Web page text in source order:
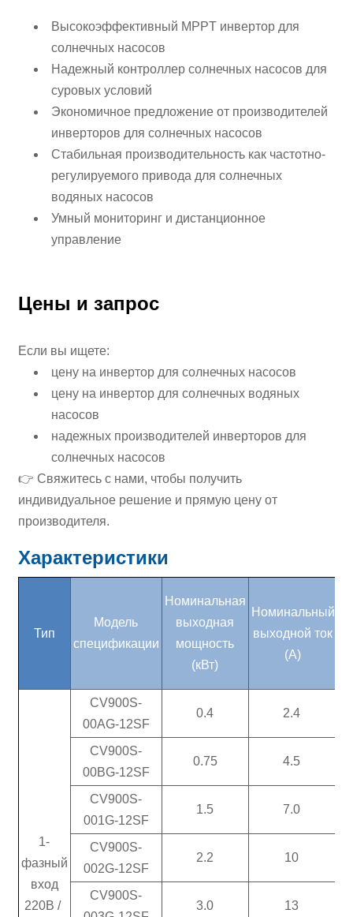
Высокоэффективный MPPT инвертор для
солнечных насосов
Надежный контроллер солнечных насосов для
суровых условий
Экономичное предложение от производителей
инверторов для солнечных насосов
Стабильная производительность как частотно-
регулируемого привода для солнечных
водяных насосов
Умный мониторинг и дистанционное
управление
Цены и запрос
Если вы ищете:
цену на инвертор для солнечных насосов
цену на инвертор для солнечных водяных
насосов
надежных производителей инверторов для
солнечных насосов
👉 Свяжитесь с нами, чтобы получить
индивидуальное решение и прямую цену от
производителя.
Характеристики
Тип
Модель
спецификации
Номинальная
выходная
мощность
(кВт)
Номинальный
выходной ток
(А)
1-
фазный
вход
220В /
CV900S-
00AG-12SF
0.4 2.4
CV900S-
00BG-12SF
0.75 4.5
CV900S-
001G-12SF
1.5 7.0
CV900S-
002G-12SF
2.2 10
CV900S-
3.0 13